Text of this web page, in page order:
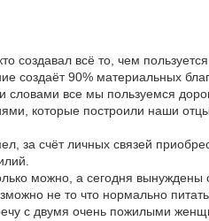
создавал всё то, чем
создаёт 90% материальных
словами все мы пользуемся
которые построили наши
за счёт личных связей
можно, а сегодня вынуждены
не то что нормально
с двумя очень пожилыми